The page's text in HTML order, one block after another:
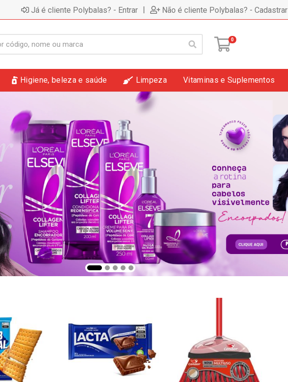
Já é cliente Polybalas? - Entrar | Não é cliente Polybalas? - Cadastrar
0
Higiene, beleza e saúde Limpeza Vitaminas e Suplementos